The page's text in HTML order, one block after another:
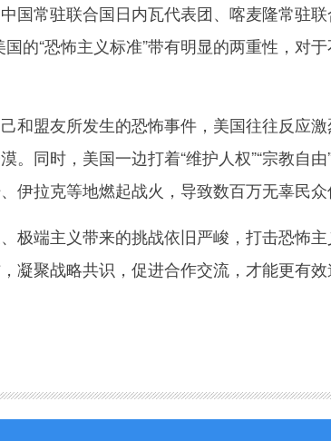
常驻联合国日内瓦代表团、喀麦隆常驻联
的“恐怖主义标准”带有明显的两重性，对
盟友所发生的恐怖事件，美国往往反应
。同时，美国一边打着“维护人权”“宗教自
伊拉克等地燃起战火，导致数百万无辜民众
端主义带来的挑战依旧严峻，打击恐怖
凝聚战略共识，促进合作交流，才能更有